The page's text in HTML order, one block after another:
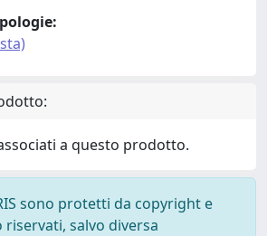
a questo prodotto.
sono protetti da copyright e
salvo diversa